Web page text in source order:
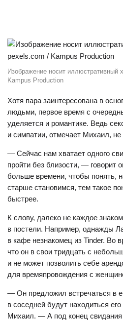
Изображение носит иллюстративный
Kampus Production
Хотя пара заинтересована в
людьми, первое время с
уделяется и романтике. Ведь
и симпатии, отмечает Михаил, не
— Сейчас нам хватает одного
пройти без близости, —
больше времени, чтобы понять,
старше становимся, тем такое
быстрее.
К слову, далеко не каждое
в постели. Например, однажды
в кафе незнакомец из Tinder. Во
что он в свои тридцать с
и не может позволить себе
для времяпровождения с
— Он предложил встречаться в
в соседней будут находиться
Михаил. — А под конец